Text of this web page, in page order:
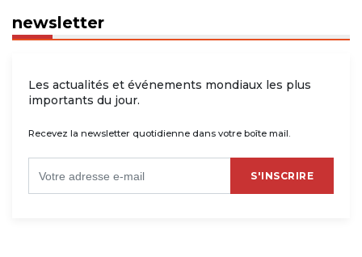
newsletter
Les actualités et événements mondiaux les plus
importants du jour.
Recevez la newsletter quotidienne dans votre boîte mail.
S'INSCRIRE